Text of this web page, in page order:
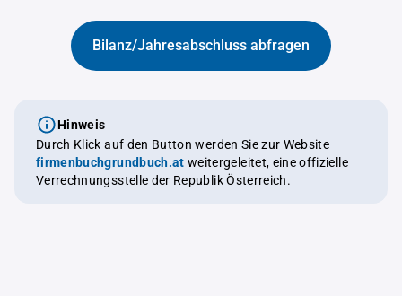
Bilanz/Jahresabschluss abfragen
Hinweis
Durch Klick auf den Button werden Sie zur Website
firmenbuchgrundbuch.at weitergeleitet, eine offizielle
Verrechnungsstelle der Republik Österreich.